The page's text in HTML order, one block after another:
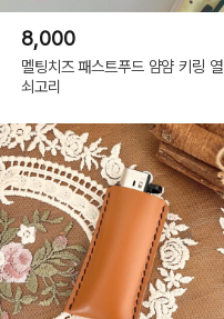
8,000
멜팅치즈 패스트푸드 얌얌 키링 열
쇠고리